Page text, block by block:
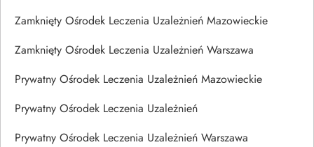
Zamknięty Ośrodek Leczenia Uzależnień Mazowieckie
Zamknięty Ośrodek Leczenia Uzależnień Warszawa
Prywatny Ośrodek Leczenia Uzależnień Mazowieckie
Prywatny Ośrodek Leczenia Uzależnień
Prywatny Ośrodek Leczenia Uzależnień Warszawa